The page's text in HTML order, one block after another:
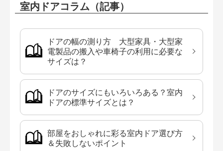
室内ドアコラム（記事）
ドアの幅の測り方 大型家具・大型家
電製品の搬入や車椅子の利用に必要な
サイズは？
ドアのサイズにもいろいろある？室内
ドアの標準サイズとは？
部屋をおしゃれに彩る室内ドア選び方
＆失敗しないポイント